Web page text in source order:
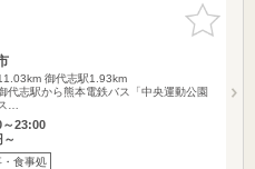
お気に入
りに追加
御代志駅1.93km
代志駅から熊本電鉄バス「中央運動公園
…
23:00
・食事処